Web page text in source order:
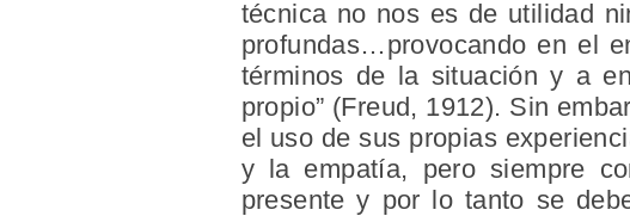
técnica no nos es de utilidad
profundas…provocando en el
términos de la situación y a
propio” (Freud, 1912). Sin
el uso de sus propias
y la empatía, pero siempre
presente y por lo tanto se